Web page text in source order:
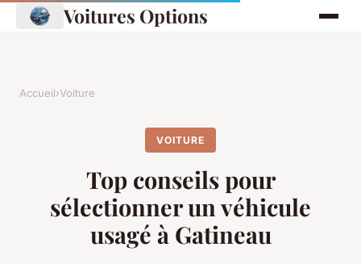
Voitures Options
Accueil›Voiture
VOITURE
Top conseils pour
sélectionner un véhicule
usagé à Gatineau